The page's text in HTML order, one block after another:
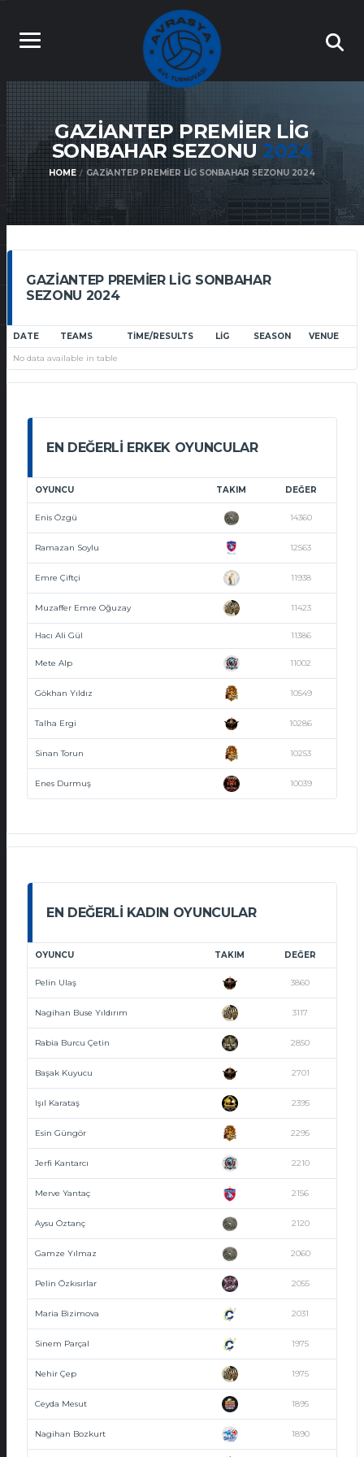
GAZIANTEP PREMIER LIG
SONBAHAR SEZONU2024
HOME GAZIANTEP PREMIER LIG SONBAHAR SEZONU 2024
GAZIANTEP PREMIER LIG SONBAHAR
SEZONU 2024
DATE TEAMS TIME/RESULTS LIG SEASON VENUE
No data available in table
EN DEĞERLI ERKEK OYUNCULAR
OYUNCU TAKIM DEĞER
Enis Özgü 14360
Ramazan Soylu 12563
Emre Çiftçi 11938
Muzaffer Emre Oğuzay 11423
Hacı Ali Gül 11386
Mete Alp 11002
Gökhan Yıldız 10549
Talha Ergi 10286
Sinan Torun 10253
Enes Durmuş 10039
EN DEĞERLI KADIN OYUNCULAR
OYUNCU TAKIM DEĞER
Pelin Ulaş 3860
Nagihan Buse Yıldırım 3117
Rabia Burcu Çetin 2850
Başak Kuyucu 2701
Işıl Karataş 2395
Esin Güngör 2295
Jerfi Kantarcı 2210
Merve Yantaç 2156
Aysu Öztanç 2120
Gamze Yılmaz 2060
Pelin Özkısırlar 2055
Maria Bizimova 2031
Sinem Parçal 1975
Nehir Çep 1975
Ceyda Mesut 1895
Nagihan Bozkurt 1890